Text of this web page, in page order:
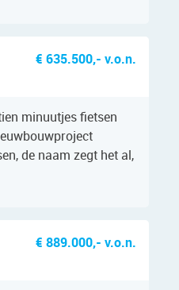
€ 635.500,- v.o.n.
minuutjes fietsen
de naam zegt het al,
€ 889.000,- v.o.n.